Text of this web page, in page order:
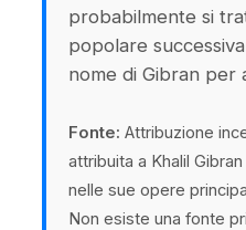
probabilmente si
popolare
nome di Gibran per
Fonte: Attribuzione
attribuita a Khalil
nelle sue opere
Non esiste una fonte